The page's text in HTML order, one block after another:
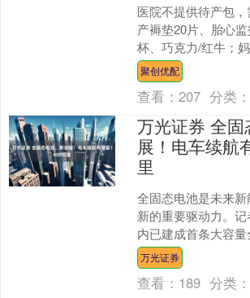
医院不提供待产包
产褥垫20片、胎心
杯、巧克力/红牛；
裤、夜用卫生巾、冷
宝宝需NB纸尿裤3....
聚创优配
查看：207 分类：
万光证券 全
展！电车续航
里
全固态电池是未来
新的重要驱动力。
内已建成首条大容
目前正在小批量测试
和传统锂离子电池相
万光证券
查看： 189 分类：